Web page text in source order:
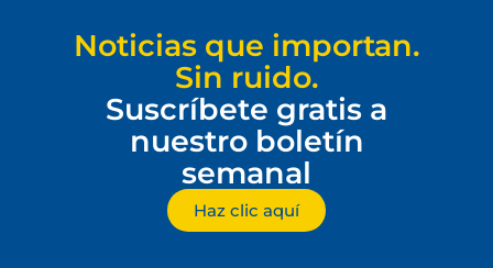
Noticias que importan.
Sin ruido.
Suscríbete gratis a
nuestro boletín
semanal
Haz clic aquí